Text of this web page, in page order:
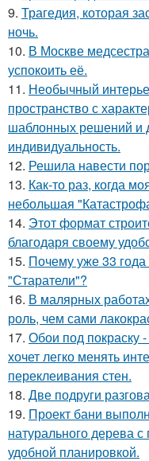
9. Трагедия, которая
ночь.
10. В Москве
успокоить её.
11. Необычный
пространство с
шаблонных решений и
индивидуальность.
12. Решила навести
13. Как-то раз, когда
небольшая
14. Этот формат
благодаря своему
15. Почему уже 33
"Старатели"?
16. В малярных
роль, чем сами
17. Обои под покраску
хочет легко менять
переклеивания стен.
18. Две подруги
19. Проект бани
натурального дерева
удобной планировкой.